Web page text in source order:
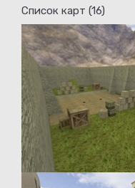
Список карт (16)